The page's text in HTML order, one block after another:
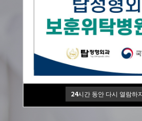
24시간 동안 다시 열람하
Top정형
함께합
환자의 통증개선과 빠른 회복을